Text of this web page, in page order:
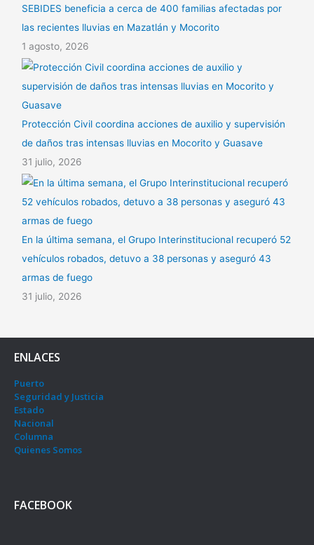
SEBIDES beneficia a cerca de 400 familias afectadas por
las recientes lluvias en Mazatlán y Mocorito
1 agosto, 2026
Protección Civil coordina acciones de auxilio y supervisión
de daños tras intensas lluvias en Mocorito y Guasave
31 julio, 2026
En la última semana, el Grupo Interinstitucional recuperó 52
vehículos robados, detuvo a 38 personas y aseguró 43
armas de fuego
31 julio, 2026
ENLACES
Puerto
Seguridad y Justicia
Estado
Nacional
Columna
Quienes Somos
FACEBOOK